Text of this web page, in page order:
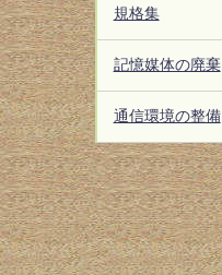
規格集
記憶媒体の廃棄
通信環境の整備